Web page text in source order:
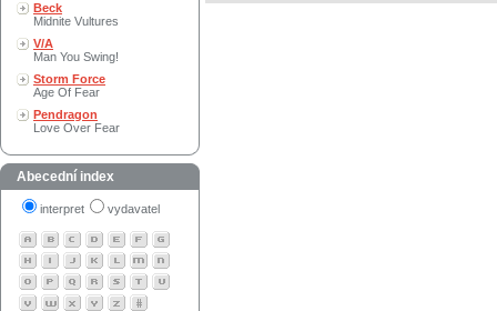
Beck
Midnite Vultures
V/A
Man You Swing!
Storm Force
Age Of Fear
Pendragon
Love Over Fear
Abecední index
interpret vydavatel